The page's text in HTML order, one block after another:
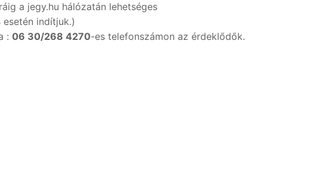
a jegy.hu hálózatán lehetséges
indítjuk.)
: 06 30/268 4270-es telefonszámon az érdeklődők.